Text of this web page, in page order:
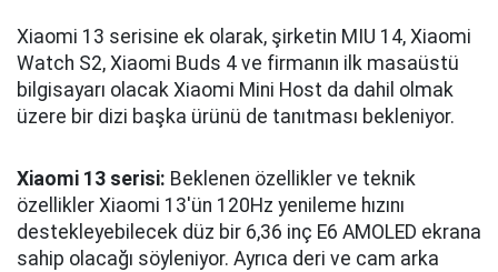
Xiaomi 13 serisine ek olarak, şirketin MIU 14, Xiaomi
Watch S2, Xiaomi Buds 4 ve firmanın ilk masaüstü
bilgisayarı olacak Xiaomi Mini Host da dahil olmak
üzere bir dizi başka ürünü de tanıtması bekleniyor.
Xiaomi 13 serisi: Beklenen özellikler ve teknik
özellikler Xiaomi 13'ün 120Hz yenileme hızını
destekleyebilecek düz bir 6,36 inç E6 AMOLED ekrana
sahip olacağı söyleniyor. Ayrıca deri ve cam arka